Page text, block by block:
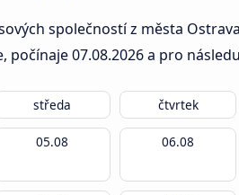
společností z města
počínaje07.08.2026a pro
středa čtvrtek
05.08 06.08